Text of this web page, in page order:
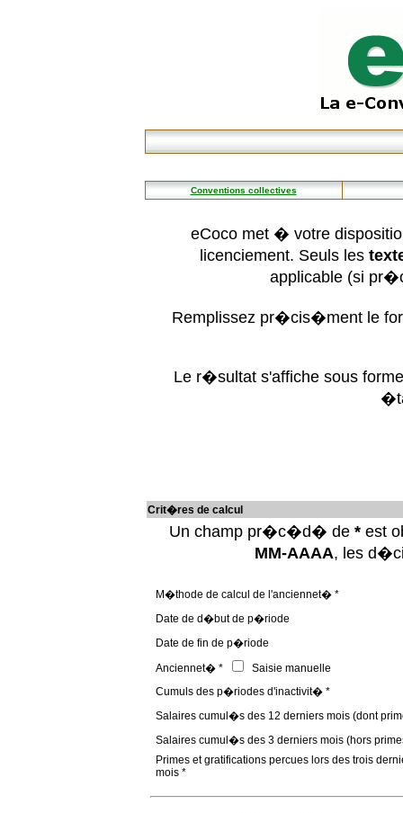
Conventions collectives
eCoco met � votre
licenciement. Seuls les
applicable (si
Remplissez pr�cis�ment le
Le r�sultat s'affiche sous
Crit�res de calcul
Un champ pr�c�d� de * est
MM-AAAA, les
M�thode de calcul de l'anciennet� *
Date de d�but de p�riode
Date de fin de p�riode
Anciennet� *
Saisie manuelle
Cumuls des p�riodes d'inactivit� *
Salaires cumul�s des 12 derniers mois (dont
Salaires cumul�s des 3 derniers mois (hors
Primes et gratifications percues lors des trois
mois *